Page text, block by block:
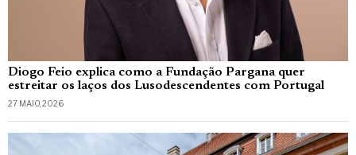
Diogo Feio explica como a Fundação Pargana quer
estreitar os laços dos Lusodescendentes com Portugal
27 MAIO, 2026